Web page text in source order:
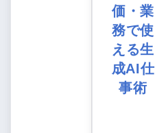
価・業
務で使
える生
成AI仕
事術